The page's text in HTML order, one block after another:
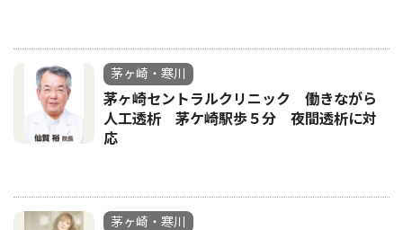
茅ヶ崎・寒川
茅ヶ崎セントラルクリニック 働きながら
人工透析 茅ケ崎駅歩５分 夜間透析に対
応
茅ヶ崎・寒川